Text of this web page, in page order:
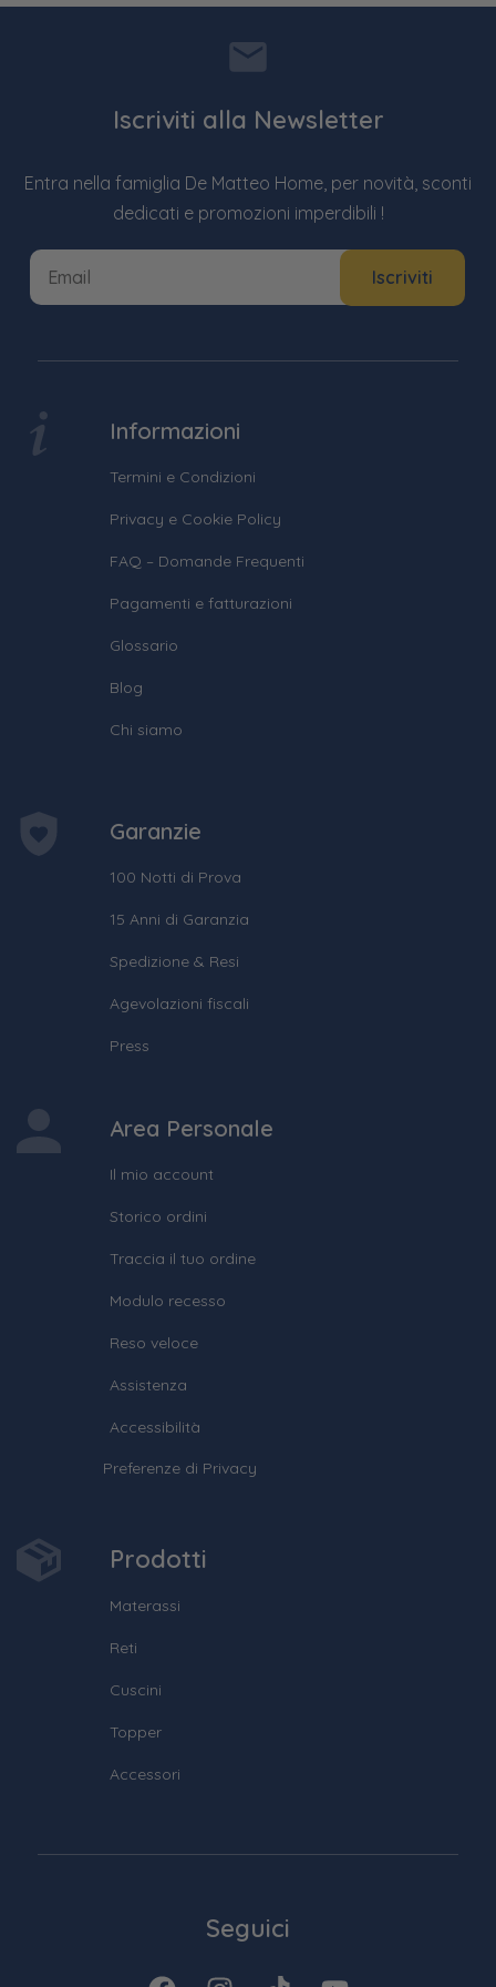
Iscriviti alla Newsletter
Entra nella famiglia De Matteo Home, per novità, sconti
dedicati e promozioni imperdibili !
Informazioni
Termini e Condizioni
Privacy e Cookie Policy
FAQ – Domande Frequenti
Pagamenti e fatturazioni
Glossario
Blog
Chi siamo
Garanzie
100 Notti di Prova
15 Anni di Garanzia
Spedizione & Resi
Agevolazioni fiscali
Press
Area Personale
Il mio account
Storico ordini
Traccia il tuo ordine
Modulo recesso
Reso veloce
Assistenza
Accessibilità
Preferenze di Privacy
Prodotti
Materassi
Reti
Cuscini
Topper
Accessori
Seguici